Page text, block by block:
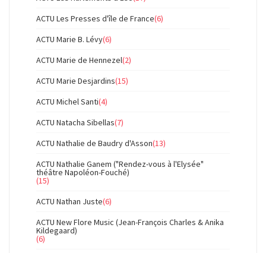
ACTU Les Presses d'île de France(6)
ACTU Marie B. Lévy(6)
ACTU Marie de Hennezel(2)
ACTU Marie Desjardins(15)
ACTU Michel Santi(4)
ACTU Natacha Sibellas(7)
ACTU Nathalie de Baudry d'Asson(13)
ACTU Nathalie Ganem ("Rendez-vous à l'Elysée"
théâtre Napoléon-Fouché)
(15)
ACTU Nathan Juste(6)
ACTU New Flore Music (Jean-François Charles & Anika
Kildegaard)
(6)